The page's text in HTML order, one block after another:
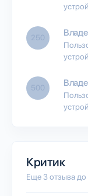
250
500
Критик
Еще 3 отзыва